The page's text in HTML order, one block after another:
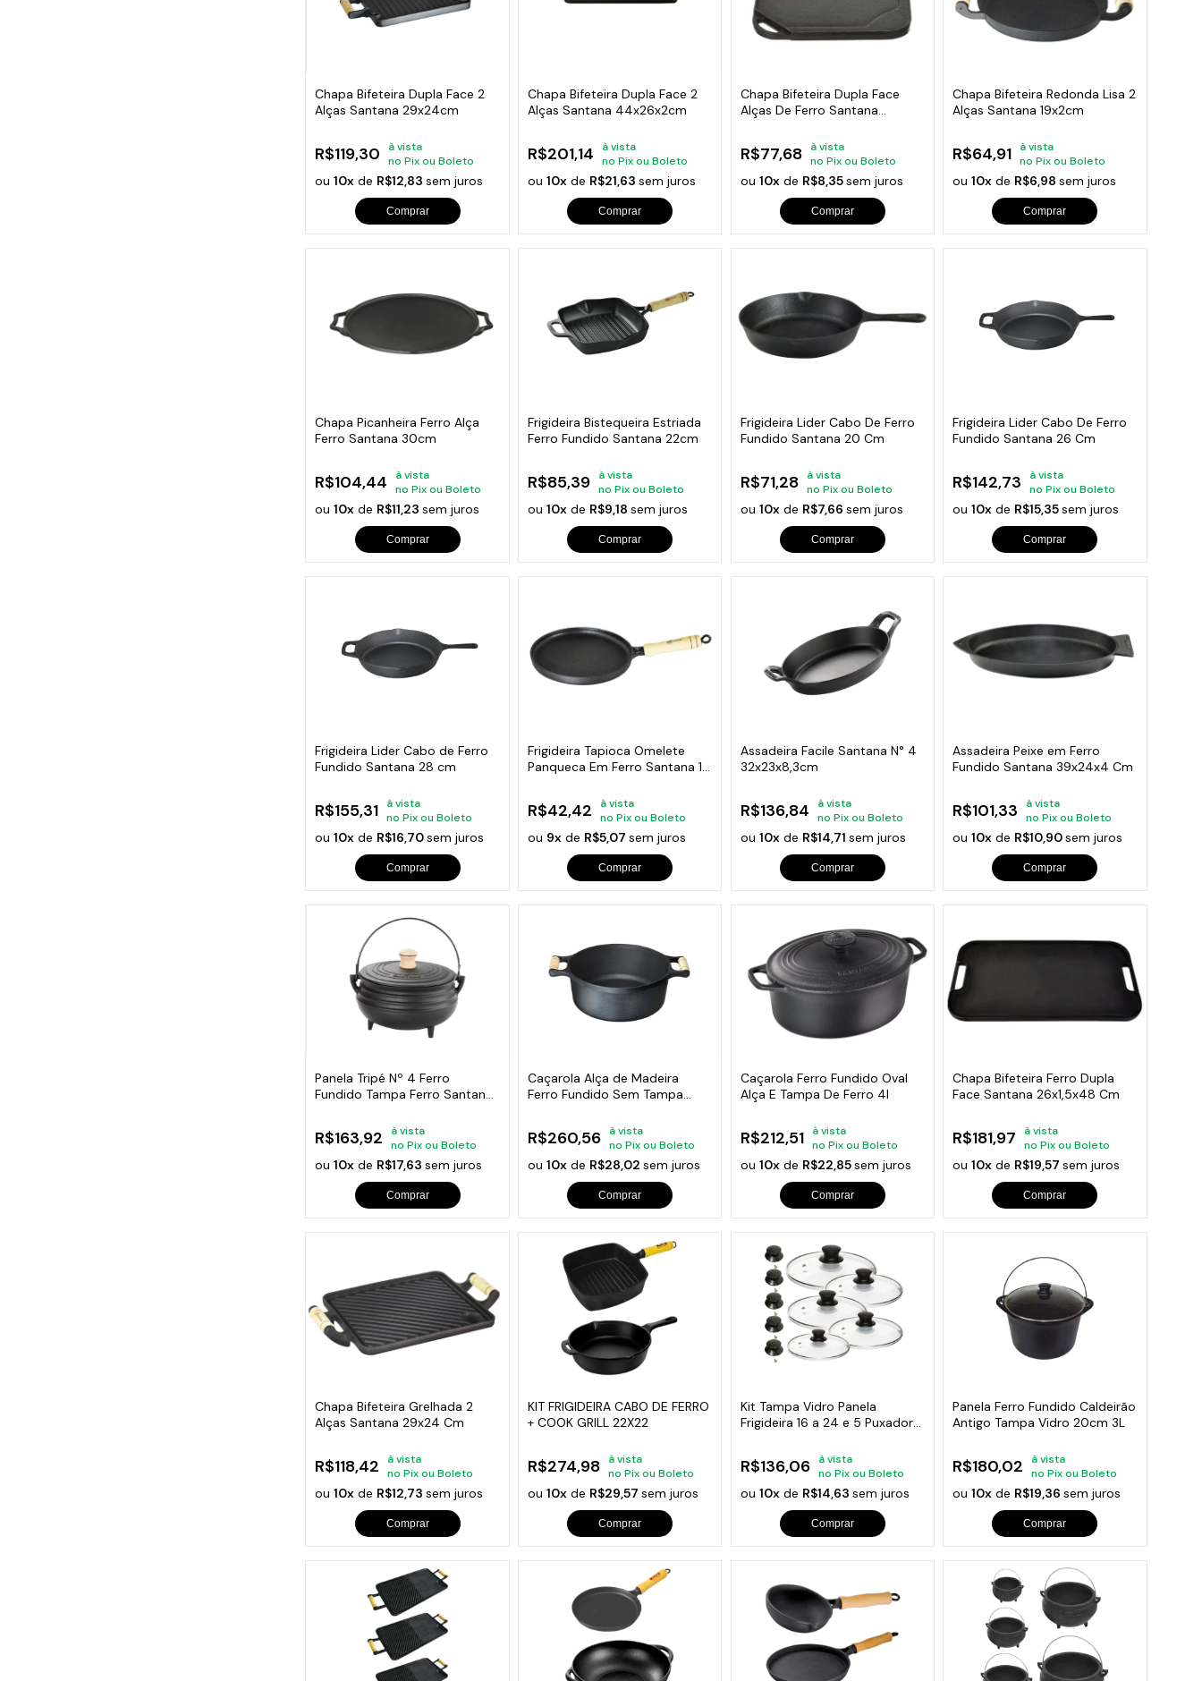
Chapa Bifeteira Dupla Face 2
Alças Santana 29x24cm
R$119,30
à vista
no Pix ou Boleto
ou10x de R$12,83sem juros
Comprar
Chapa Bifeteira Dupla Face 2
Alças Santana 44x26x2cm
R$201,14
à vista
no Pix ou Boleto
ou10x de R$21,63sem juros
Comprar
Chapa Bifeteira Dupla Face
Alças De Ferro Santana
R$77,68
à vista
no Pix ou Boleto
ou 10xde R$8,35sem juros
Comprar
Chapa Bifeteira Redonda Lisa 2
Alças Santana 19x2cm
R$64,91
à vista
no Pix ou Boleto
ou10x de R$6,98sem juros
Comprar
Chapa Picanheira Ferro Alça
Ferro Santana 30cm
R$104,44
à vista
no Pix ou Boleto
ou10x de R$11,23sem juros
Comprar
Frigideira Bistequeira Estriada
Ferro Fundido Santana 22cm
R$85,39
à vista
no Pix ou Boleto
ou10x de R$9,18sem juros
Comprar
Frigideira Lider Cabo De Ferro
Fundido Santana 20 Cm
R$71,28
à vista
no Pix ou Boleto
ou 10xde R$7,66 sem juros
Comprar
Frigideira Lider Cabo De Ferro
Fundido Santana 26 Cm
R$142,73
à vista
no Pix ou Boleto
ou10x de R$15,35sem juros
Comprar
Frigideira Lider Cabo de Ferro
Fundido Santana 28 cm
R$155,31
à vista
no Pix ou Boleto
ou10x de R$16,70sem juros
Comprar
Frigideira Tapioca Omelete
Panqueca Em Ferro Santana 18
R$42,42
à vista
no Pix ou Boleto
ou 9x de R$5,07sem juros
Comprar
Assadeira Facile Santana N° 4
32x23x8,3cm
R$136,84
à vista
no Pix ou Boleto
ou 10xde R$14,71 sem juros
Comprar
Assadeira Peixe em Ferro
Fundido Santana 39x24x4 Cm
R$101,33
à vista
no Pix ou Boleto
ou10x de R$10,90sem juros
Comprar
Panela Tripé Nº 4 Ferro
Fundido Tampa Ferro Santana
R$163,92
à vista
no Pix ou Boleto
ou10x de R$17,63sem juros
Comprar
Caçarola Alça de Madeira
Ferro Fundido Sem Tampa
R$260,56
à vista
no Pix ou Boleto
ou10x de R$28,02sem juros
Comprar
Caçarola Ferro Fundido Oval
Alça E Tampa De Ferro 4l
R$212,51
à vista
no Pix ou Boleto
ou 10xde R$22,85sem juros
Comprar
Chapa Bifeteira Ferro Dupla
Face Santana 26x1,5x48 Cm
R$181,97
à vista
no Pix ou Boleto
ou10x de R$19,57sem juros
Comprar
Chapa Bifeteira Grelhada 2
Alças Santana 29x24 Cm
R$118,42
à vista
no Pix ou Boleto
ou10x de R$12,73sem juros
Comprar
KIT FRIGIDEIRA CABO DE FERRO
+ COOK GRILL 22X22
R$274,98
à vista
no Pix ou Boleto
ou10x de R$29,57sem juros
Comprar
Kit Tampa Vidro Panela
Frigideira 16 a 24 e 5 Puxador
R$136,06
à vista
no Pix ou Boleto
ou 10xde R$14,63 sem juros
Comprar
Panela Ferro Fundido Caldeirão
Antigo Tampa Vidro 20cm 3L
R$180,02
à vista
no Pix ou Boleto
ou10x de R$19,36sem juros
Comprar